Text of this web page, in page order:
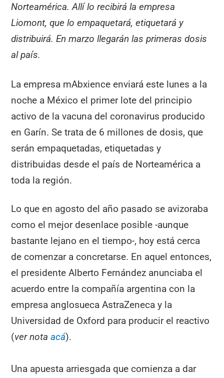
Norteamérica. Allí lo recibirá la empresa
Liomont, que lo empaquetará, etiquetará y
distribuirá. En marzo llegarán las primeras dosis
al país.
La empresa mAbxience enviará este lunes a la
noche a México el primer lote del principio
activo de la vacuna del coronavirus producido
en Garín. Se trata de 6 millones de dosis, que
serán empaquetadas, etiquetadas y
distribuidas desde el país de Norteamérica a
toda la región.
Lo que en agosto del año pasado se avizoraba
como el mejor desenlace posible -aunque
bastante lejano en el tiempo-, hoy está cerca
de comenzar a concretarse. En aquel entonces,
el presidente Alberto Fernández anunciaba el
acuerdo entre la compañía argentina con la
empresa anglosueca AstraZeneca y la
Universidad de Oxford para producir el reactivo
(ver notaacá).
Una apuesta arriesgada que comienza a dar